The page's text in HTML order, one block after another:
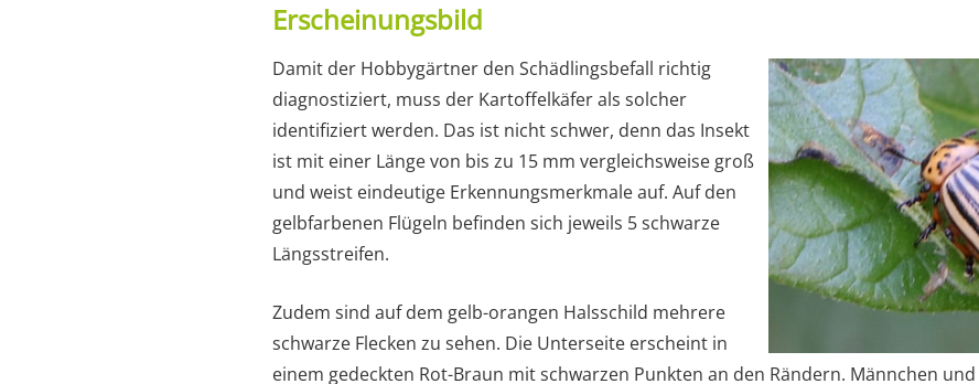
Erscheinungsbild
Damit der Hobbygärtner den Schädlingsbefall richtig
diagnostiziert, muss der Kartoffelkäfer als solcher
identifiziert werden. Das ist nicht schwer, denn das Insekt
ist mit einer Länge von bis zu 15 mm vergleichsweise groß
und weist eindeutige Erkennungsmerkmale auf. Auf den
gelbfarbenen Flügeln befinden sich jeweils 5 schwarze
Längsstreifen.
Zudem sind auf dem gelb-orangen Halsschild mehrere
schwarze Flecken zu sehen. Die Unterseite erscheint in
einem gedeckten Rot-Braun mit schwarzen Punkten an den Rändern. Männchen